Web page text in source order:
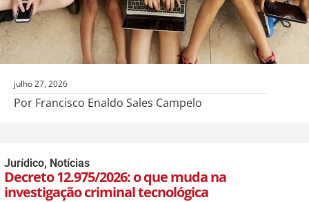
julho 27, 2026
Por Francisco Enaldo Sales Campelo
Jurídico, Notícias
Decreto 12.975/2026: o que muda na
investigação criminal tecnológica